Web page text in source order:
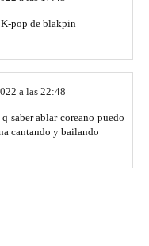
K-pop de blakpin
a las 22:48
saber ablar coreano puedo
cantando y bailando